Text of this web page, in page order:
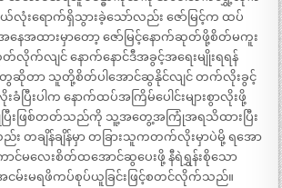
လုံးရောက်ရှိသွားခဲ့သော်လည်း ဇော်မြင့်က ထပ်
ေအထားမှာတော့ ဇော်မြင့်နောက်ဆုတ်ဖို့စိတ်မကူး
လိုက်လျင် နောက်နောင်ဒီအခွင့်အရေးမျိုးရရန်
ေဆိုတာ သူတို့စိတ်ပါအောင်ဆွနိုင်လျင် တက်လိုးခွင့်
ခံပြီးပါက နောက်ထပ်အကြိမ်ပေါင်းများစွာလိုးဖို့
ြီးဖြစ်တတ်သည်ကို သူ့အတွေ့အကြုံအရသိထားပြီး
း တချိန်ချိန်မှာ တခြားသူကတက်လိုးမှာပဲမို့ ရအော
င်မလေးစိတ်ထအောင်ဆွပေးဖို့ နီရဲရွှန်းစိုသော
မ်းမရဖိကပ်စုပ်ယူခြင်းဖြင့်စတင်လိုက်သည်။